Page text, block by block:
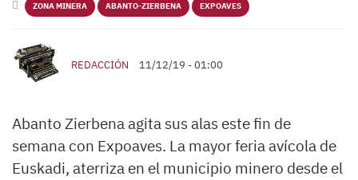
ZONA MINERA ABANTO-ZIERBENA EXPOAVES
REDACCIÓN 11/12/19 - 01:00
Abanto Zierbena agita sus alas este fin de
semana con Expoaves. La mayor feria avícola de
Euskadi, aterriza en el municipio minero desde el